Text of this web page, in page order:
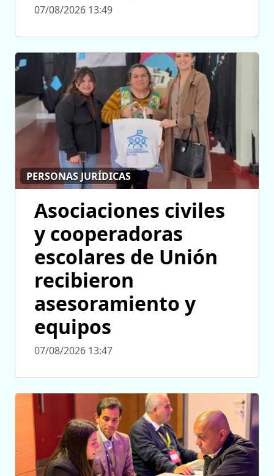
07/08/2026 13:49
PERSONAS JURÍDICAS
Asociaciones civiles
y cooperadoras
escolares de Unión
recibieron
asesoramiento y
equipos
07/08/2026 13:47